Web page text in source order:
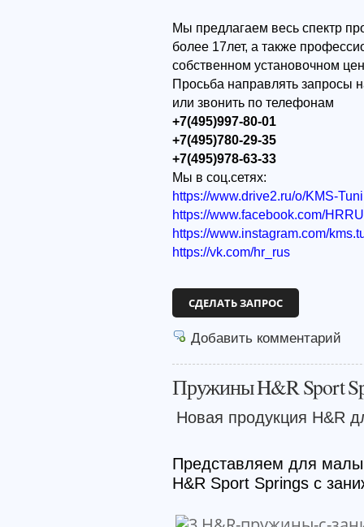
Мы предлагаем весь спектр
более 17лет, а также
собственном установочном
Просьба направлять запросы
или звонить по телефонам
+7(495)997-80-01
+7(495)780-29-35
+7(495)978-63-33
Мы в соц.сетях:
https://www.drive2.ru/o/KMS-
https://www.facebook.com/
https://www.instagram.com/
https://vk.com/hr_rus
СДЕЛАТЬ ЗАПРОС
Добавить комментарий
Пружины H&R Sport
Новая продукция H&R
Представляем для
H&R Sport Springs с